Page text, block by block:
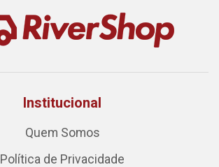
Institucional
Quem Somos
Política de Privacidade